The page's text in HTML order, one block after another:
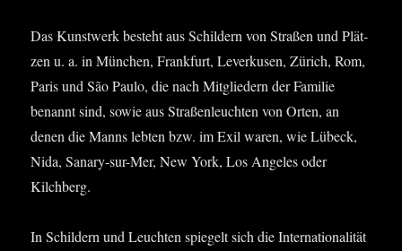
Das Kunst­werk besteht aus Schil­dern von Stra­ßen und Plät­
zen u. a. in Mün­chen, Frank­furt, Lever­ku­sen, Zürich, Rom,
Paris und São Pau­lo, die nach Mit­glie­dern der Fami­lie
benannt sind, sowie aus Stra­ßen­leuch­ten von Orten, an
denen die Manns leb­ten bzw. im Exil waren, wie Lübeck,
Nida, Sana­ry-sur-Mer, New York, Los Ange­les oder
Kilchberg.
In Schil­dern und Leuch­ten spie­gelt sich die Inter­na­tio­na­li­tät